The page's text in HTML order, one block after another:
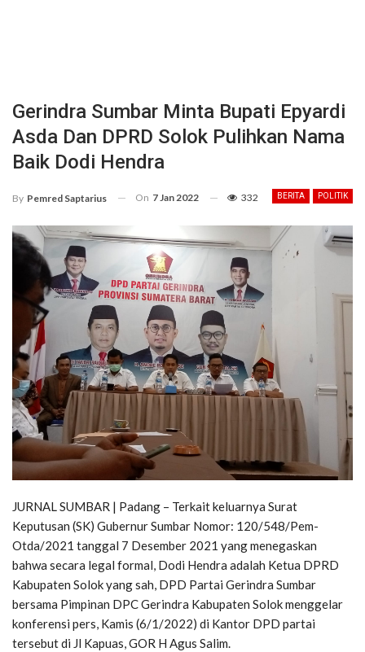
Gerindra Sumbar Minta Bupati Epyardi
Asda Dan DPRD Solok Pulihkan Nama
Baik Dodi Hendra
BERITA POLITIK
By Pemred Saptarius On 7 Jan 2022 332
JURNAL SUMBAR | Padang – Terkait keluarnya Surat
Keputusan (SK) Gubernur Sumbar Nomor: 120/548/Pem-
Otda/2021 tanggal 7 Desember 2021 yang menegaskan
bahwa secara legal formal, Dodi Hendra adalah Ketua DPRD
Kabupaten Solok yang sah, DPD Partai Gerindra Sumbar
bersama Pimpinan DPC Gerindra Kabupaten Solok menggelar
konferensi pers, Kamis (6/1/2022) di Kantor DPD partai
tersebut di Jl Kapuas, GOR H Agus Salim.